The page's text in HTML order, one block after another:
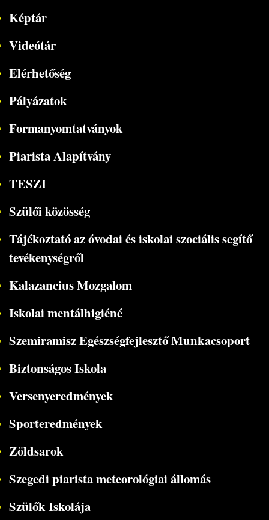
Képtár
Videótár
Elérhetőség
Pályázatok
Formanyomtatványok
Piarista Alapítvány
TESZI
Szülői közösség
Tájékoztató az óvodai és iskolai szociális segítő
tevékenységről
Kalazancius Mozgalom
Iskolai mentálhigiéné
Szemiramisz Egészségfejlesztő Munkacsoport
Biztonságos Iskola
Versenyeredmények
Sporteredmények
Zöldsarok
Szegedi piarista meteorológiai állomás
Szülők Iskolája